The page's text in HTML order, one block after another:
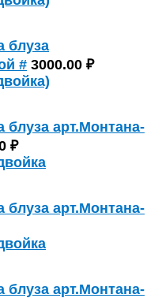
блуза
# 3000.00 ₽
арт.Монтана-
₽
арт.Монтана-
арт.Монтана-